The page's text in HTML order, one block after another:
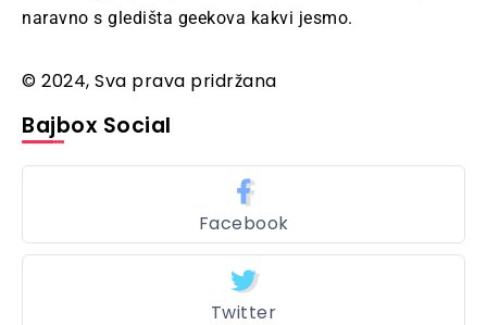
naravno s gledišta geekova kakvi jesmo.
© 2024, Sva prava pridržana
Bajbox Social
Facebook
Twitter